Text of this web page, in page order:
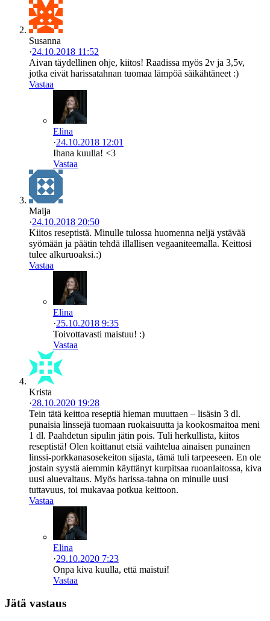
Susanna
·24.10.2018 11:52
Aivan täydellinen ohje, kiitos! Raadissa myös 2v ja 3,5v,
jotka eivät harissatahnan tuomaa lämpöä säikähtäneet :)
Vastaa
Elina
·24.10.2018 12:01
Ihana kuulla! <3
Vastaa
Maija
·24.10.2018 20:50
Kiitos reseptistä. Minulle tulossa huomenna neljä ystävää
syömään ja päätin tehdä illallisen vegaaniteemalla. Keittosi
tulee alkuruoaksi.:)
Vastaa
Elina
·25.10.2018 9:35
Toivottavasti maistuu! :)
Vastaa
Krista
·28.10.2020 19:28
Tein tätä keittoa reseptiä hieman muuttaen – lisäsin 3 dl.
punaisia linssejä tuomaan ruokaisuutta ja kookosmaitoa meni
1 dl. Paahdetun sipulin jätin pois. Tuli herkullista, kiitos
reseptistä! Olen koittanut etsiä vaihtelua ainaisen punainen
linssi-porkkanasosekeiton sijasta, tämä tuli tarpeeseen. En ole
jostain syystä aiemmin käyttänyt kurpitsaa ruoanlaitossa, kiva
uusi aluevaltaus. Myös harissa-tahna on minulle uusi
tuttavuus, toi mukavaa potkua keittoon.
Vastaa
Elina
·29.10.2020 7:23
Onpa kiva kuulla, että maistui!
Vastaa
Jätä vastaus